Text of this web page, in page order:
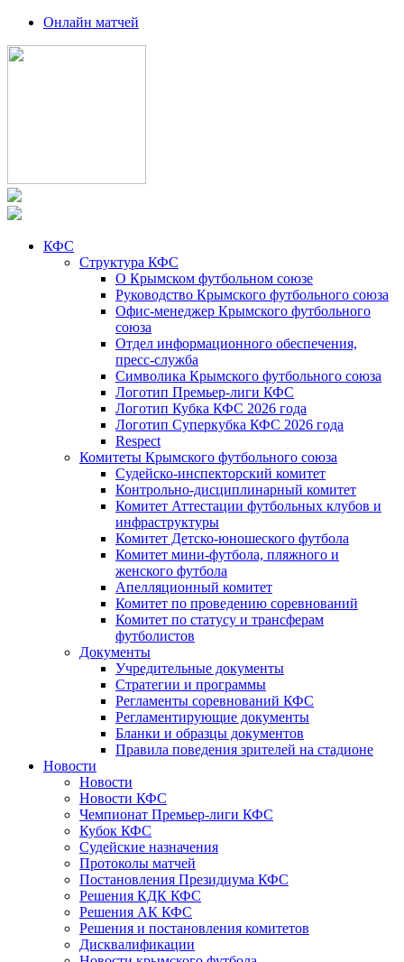
Онлайн матчей
КФС
Структура КФС
О Крымском футбольном союзе
Руководство Крымского футбольного союза
Офис-менеджер Крымского футбольного
союза
Отдел информационного обеспечения,
пресс-служба
Символика Крымского футбольного союза
Логотип Премьер-лиги КФС
Логотип Кубка КФС 2026 года
Логотип Суперкубка КФС 2026 года
Respect
Комитеты Крымского футбольного союза
Судейско-инспекторский комитет
Контрольно-дисциплинарный комитет
Комитет Аттестации футбольных клубов и
инфраструктуры
Комитет Детско-юношеского футбола
Комитет мини-футбола, пляжного и
женского футбола
Апелляционный комитет
Комитет по проведению соревнований
Комитет по статусу и трансферам
футболистов
Документы
Учредительные документы
Стратегии и программы
Регламенты соревнований КФС
Регламентирующие документы
Бланки и образцы документов
Правила поведения зрителей на стадионе
Новости
Новости
Новости КФС
Чемпионат Премьер-лиги КФС
Кубок КФС
Судейские назначения
Протоколы матчей
Постановления Президиума КФС
Решения КДК КФС
Решения АК КФС
Решения и постановления комитетов
Дисквалификации